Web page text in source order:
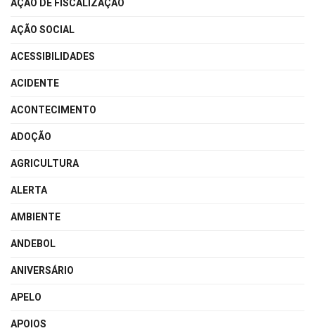
AÇÃO DE FISCALIZAÇÃO
AÇÃO SOCIAL
ACESSIBILIDADES
ACIDENTE
ACONTECIMENTO
ADOÇÃO
AGRICULTURA
ALERTA
AMBIENTE
ANDEBOL
ANIVERSÁRIO
APELO
APOIOS